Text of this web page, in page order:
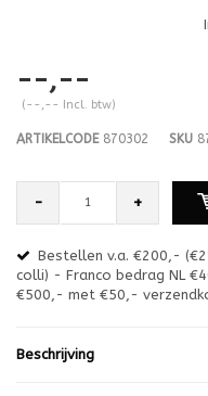
--,--
(--,-- Incl. btw)
ARTIKELCODE870302 SKU
- +
Bestellen v.a. €200,-
colli) - Franco bedrag NL
€500,- met €50,-
Beschrijving